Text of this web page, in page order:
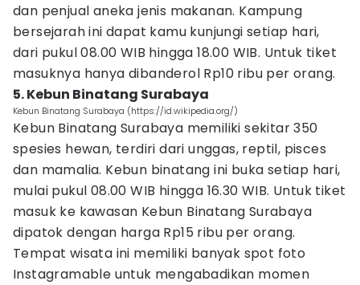
dan penjual aneka jenis makanan. Kampung
bersejarah ini dapat kamu kunjungi setiap hari,
dari pukul 08.00 WIB hingga 18.00 WIB. Untuk tiket
masuknya hanya dibanderol Rp10 ribu per orang.
5. Kebun Binatang Surabaya
Kebun Binatang Surabaya (https://id.wikipedia.org/)
Kebun Binatang Surabaya memiliki sekitar 350
spesies hewan, terdiri dari unggas, reptil, pisces
dan mamalia. Kebun binatang ini buka setiap hari,
mulai pukul 08.00 WIB hingga 16.30 WIB. Untuk tiket
masuk ke kawasan Kebun Binatang Surabaya
dipatok dengan harga Rp15 ribu per orang.
Tempat wisata ini memiliki banyak spot foto
Instagramable untuk mengabadikan momen